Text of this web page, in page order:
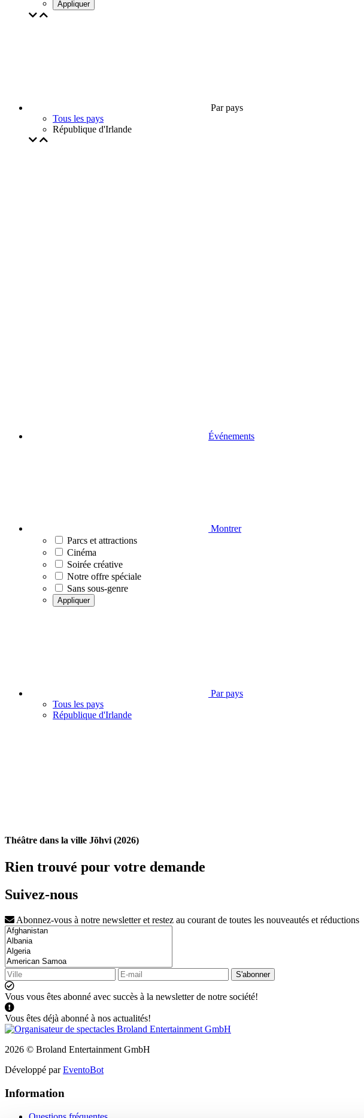
Appliquer
Par pays
Tous les pays
République d'Irlande
Événements
Montrer
Parcs et attractions
Cinéma
Soirée créative
Notre offre spéciale
Sans sous-genre
Appliquer
Par pays
Tous les pays
République d'Irlande
Théâtre dans la ville Jõhvi (2026)
Rien trouvé pour votre demande
Suivez-nous
Abonnez-vous à notre newsletter et restez au courant de toutes les nouveautés et réductions
S'abonner
Vous vous êtes abonné avec succès à la newsletter de notre société!
Vous êtes déjà abonné à nos actualités!
2026 © Broland Entertainment GmbH
Développé parEventoBot
Information